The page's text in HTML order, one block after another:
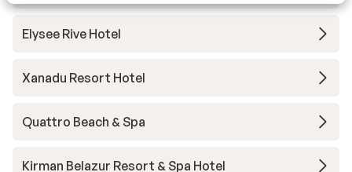
Elysee Rive Hotel
Xanadu Resort Hotel
Quattro Beach & Spa
Kirman Belazur Resort & Spa Hotel